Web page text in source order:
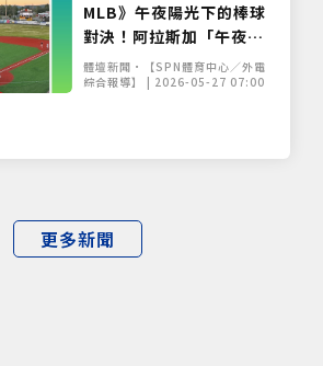
更多新聞
MLB》午夜陽光下的棒球
對決！阿拉斯加「午夜陽
光賽」迎來120年傳統 挑
戰不開燈打滿全場
體壇新聞•【SPN體育中心／外電
綜合報導】 | 2026-05-27 07:00